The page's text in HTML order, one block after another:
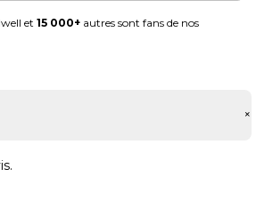
et 15 000+ autres sont fans de nos
+